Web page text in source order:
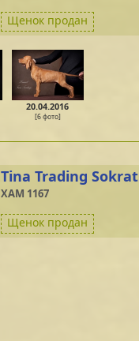
Щенок продан
20.04.2016
[6 фото]
Tina Trading Sokrat
XAM 1167
Щенок продан